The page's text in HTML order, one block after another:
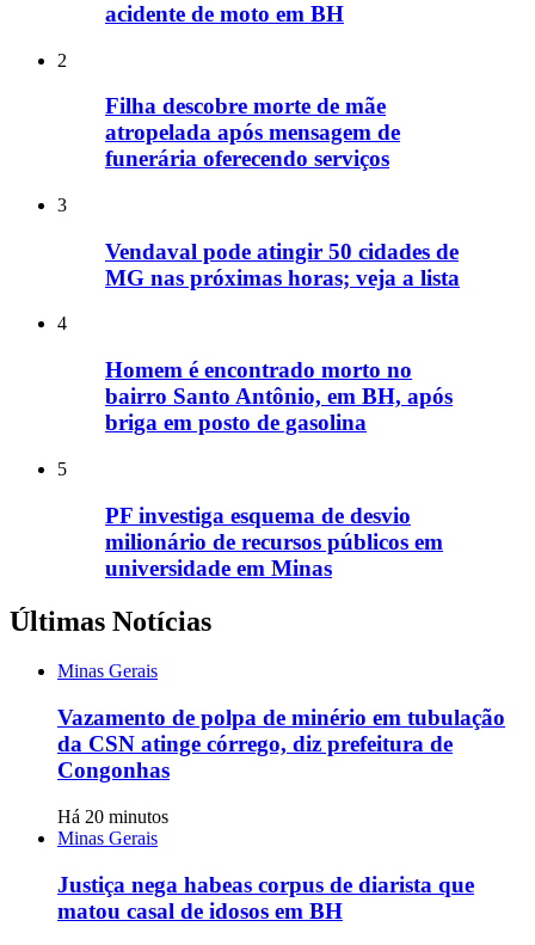
acidente de moto em BH
2
Filha descobre morte de mãe
atropelada após mensagem de
funerária oferecendo serviços
3
Vendaval pode atingir 50 cidades de
MG nas próximas horas; veja a lista
4
Homem é encontrado morto no
bairro Santo Antônio, em BH, após
briga em posto de gasolina
5
PF investiga esquema de desvio
milionário de recursos públicos em
universidade em Minas
Últimas Notícias
Minas Gerais
Vazamento de polpa de minério em tubulação
da CSN atinge córrego, diz prefeitura de
Congonhas
Há 20 minutos
Minas Gerais
Justiça nega habeas corpus de diarista que
matou casal de idosos em BH